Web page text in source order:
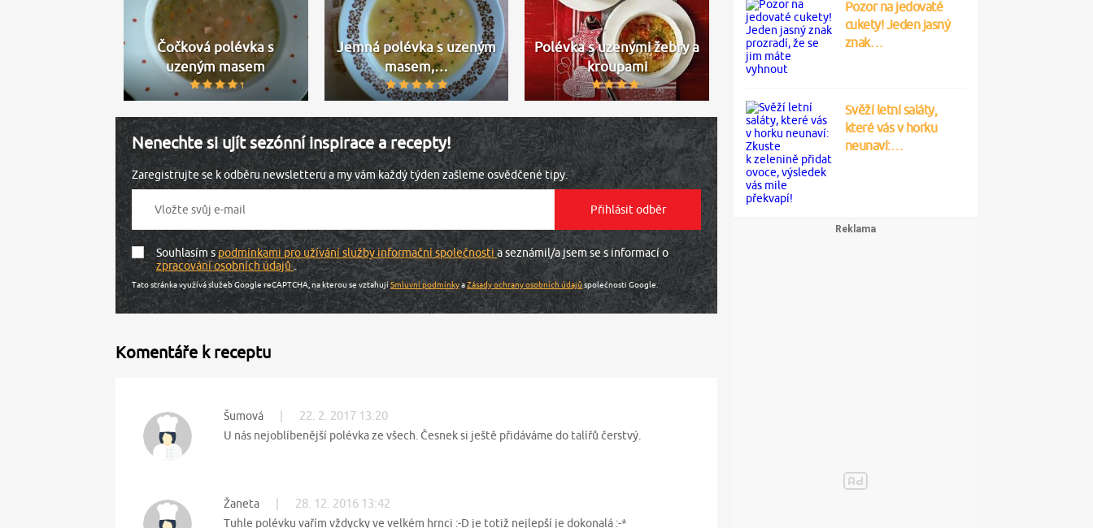
Čočková polévka s
uzeným masem
Jemná polévka s uzeným
masem,…
Polévka s uzenými žebry a
kroupami
Nenechte si ujít sezónní inspirace a recepty!
Zaregistrujte se k odběru newsletteru a my vám každý týden zašleme osvědčené tipy.
Souhlasím spodmínkami pro užívání služby informační společnosti a seznámil/a jsem se s informací o
zpracování osobních údajů.
Tato stránka využívá služeb Google reCAPTCHA, na kterou se vztahujíSmluvní podmínkyaZásady ochrany osobních údajůspolečnosti Google.
Komentáře k receptu
Šumová 22. 2. 2017 13:20
U nás nejoblíbenější polévka ze všech. Česnek si ještě přidáváme do talířů čerstvý.
Žaneta 28. 12. 2016 13:42
Tuhle polévku vařím vždycky ve velkém hrnci :-D je totiž nejlepší je dokonalá :-*
Pozor na jedovaté
cukety! Jeden jasný
znak…
Svěží letní saláty,
které vás v horku
neunaví:…